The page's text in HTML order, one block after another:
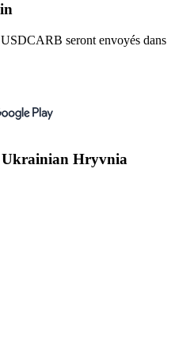
seront envoyés dans
Ukrainian Hryvnia